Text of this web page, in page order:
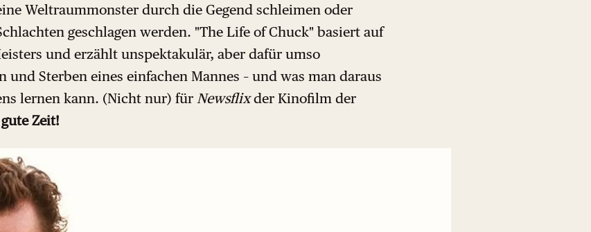
Weltraummonster durch die Gegend schleimen oder
geschlagen werden. "The Life of Chuck" basiert auf
und erzählt unspektakulär, aber dafür umso
und Sterben eines einfachen Mannes – und was man daraus
lernen kann. (Nicht nur) für Newsflixder Kinofilm der
Zeit!